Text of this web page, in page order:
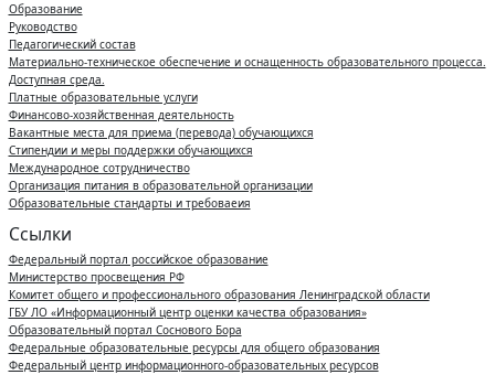
Образование
Руководство
Педагогический состав
Материально-техническое обеспечение и оснащенность образовательного процесса.
Доступная среда.
Платные образовательные услуги
Финансово-хозяйственная деятельность
Вакантные места для приема (перевода) обучающихся
Стипендии и меры поддержки обучающихся
Международное сотрудничество
Организация питания в образовательной организации
Образовательные стандарты и требоваеия
Ссылки
Федеральный портал российское образование
Министерство просвещения РФ
Комитет общего и профессионального образования Ленинградской области
ГБУ ЛО «Информационный центр оценки качества образования»
Образовательный портал Соснового Бора
Федеральные образовательные ресурсы для общего образования
Федеральный центр информационного-образовательных ресурсов